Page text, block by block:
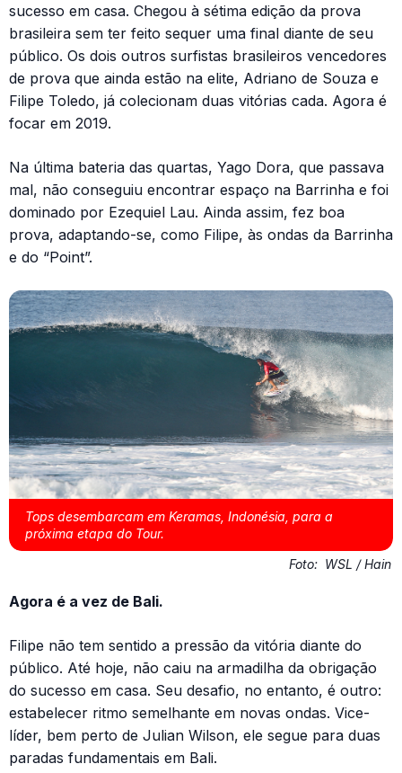
sucesso em casa. Chegou à sétima edição da prova
brasileira sem ter feito sequer uma final diante de seu
público. Os dois outros surfistas brasileiros vencedores
de prova que ainda estão na elite, Adriano de Souza e
Filipe Toledo, já colecionam duas vitórias cada. Agora é
focar em 2019.
Na última bateria das quartas, Yago Dora, que passava
mal, não conseguiu encontrar espaço na Barrinha e foi
dominado por Ezequiel Lau. Ainda assim, fez boa
prova, adaptando-se, como Filipe, às ondas da Barrinha
e do “Point”.
Tops desembarcam em Keramas, Indonésia, para a
próxima etapa do Tour.
Foto: WSL / Hain
Agora é a vez de Bali.
Filipe não tem sentido a pressão da vitória diante do
público. Até hoje, não caiu na armadilha da obrigação
do sucesso em casa. Seu desafio, no entanto, é outro:
estabelecer ritmo semelhante em novas ondas. Vice-
líder, bem perto de Julian Wilson, ele segue para duas
paradas fundamentais em Bali.